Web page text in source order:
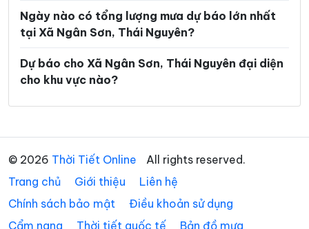
Xã Phú Thịnh Xã Phủ Thông
Xã Phú Xuyên Xã Phúc Lộc
Xã Phượng Tiến Xã Quân Chu
Xã Tân Khánh Xã Tân Kỳ
Xã Tân Thành Xã Thần Sa
Xã Thành Công Xã Thanh Mai
Ngày nào có tổng lượng mưa dự báo lớn nhất
tại Xã Ngân Sơn, Thái Nguyên?
Dự báo cho Xã Ngân Sơn, Thái Nguyên đại diện
cho khu vực nào?
© 2026 Thời Tiết Online
All rights reserved.
Trang chủ
Giới thiệu
Liên hệ
Chính sách bảo mật
Điều khoản sử dụng
Cẩm nang
Thời tiết quốc tế Bản đồ mưa